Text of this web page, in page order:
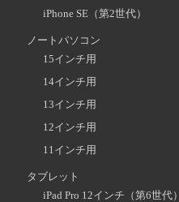
iPhone SE（第2世代）
ノートパソコン
15インチ用
14インチ用
13インチ用
12インチ用
11インチ用
タブレット
iPad Pro 12インチ（第6世代）